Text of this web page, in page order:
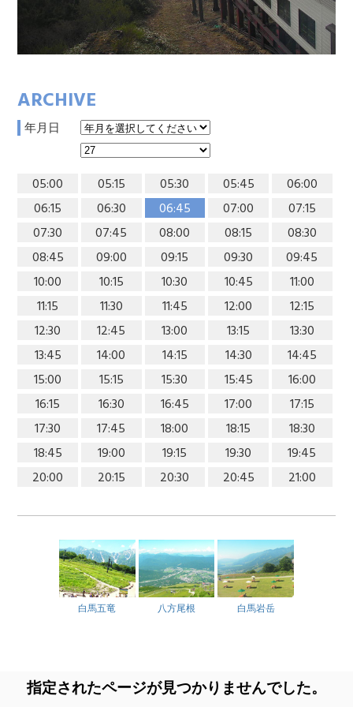
ARCHIVE
年月日
05:00 05:15 05:30 05:45
06:00
06:15
06:30 06:45 07:00
07:15
07:30
07:45 08:00 08:15
08:30
08:45
09:00 09:15 09:30
09:45
10:00
10:15 10:30 10:45
11:00
11:15
11:30 11:45 12:00
12:15
12:30
12:45 13:00 13:15
13:30
13:45
14:00 14:15 14:30
14:45
15:00
15:15 15:30 15:45
16:00
16:15
16:30 16:45 17:00
17:15
17:30
17:45 18:00 18:15
18:30
18:45
19:00 19:15 19:30
19:45
20:00
20:15 20:30 20:45 21:00
白馬五竜 八方尾根 白馬岩岳